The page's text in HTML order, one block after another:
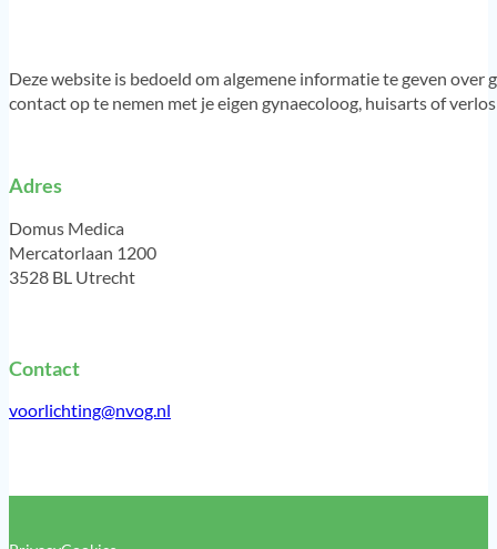
Deze website is bedoeld om algemene informatie te geven
contact op te nemen met je eigen gynaecoloog, huisarts of
Adres
Domus Medica
Mercatorlaan 1200
3528 BL Utrecht
Contact
voorlichting@nvog.nl